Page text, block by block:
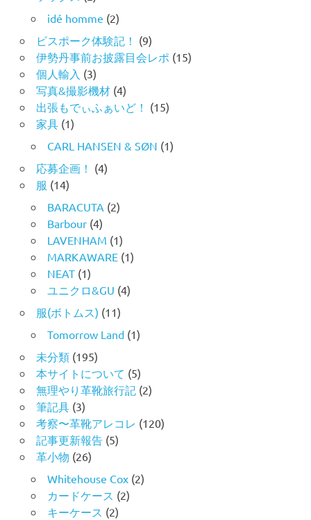
idé homme (2)
ビスポーク体験記！ (9)
伊勢丹事前お披露目会レポ (15)
個人輸入 (3)
写真&撮影機材(4)
出張もでぃふぁいど！ (15)
家具(1)
CARL HANSEN & SØN (1)
応募企画！ (4)
服 (14)
BARACUTA (2)
Barbour(4)
LAVENHAM (1)
MARKAWARE(1)
NEAT(1)
ユニクロ&GU (4)
服(ボトムス) (11)
Tomorrow Land(1)
未分類(195)
本サイトについて (5)
無理やり革靴旅行記 (2)
筆記具(3)
考察〜革靴アレコレ (120)
記事更新報告(5)
革小物 (26)
Whitehouse Cox(2)
カードケース (2)
キーケース (2)